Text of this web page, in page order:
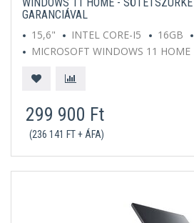
GARANCIÁVAL
15,6"
INTEL CORE-I5 16GB
MICROSOFT WINDOWS 11 HOME
299 900 Ft
(236 141 FT + ÁFA)